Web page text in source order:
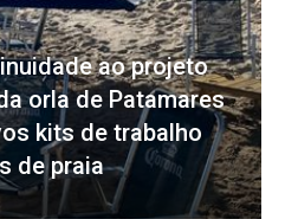
ao projeto
orla de Patamares
kits de trabalho
de praia